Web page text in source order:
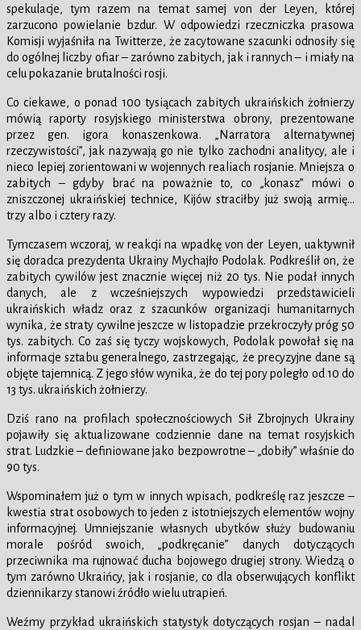
spekulacje, tym razem na temat samej von der Leyen, której
zarzucono powielanie bzdur. W odpowiedzi rzeczniczka prasowa
Komisji wyjaśniła na Twitterze, że zacytowane szacunki odnosiły się
do ogólnej liczby ofiar – zarówno zabitych, jak i rannych – i miały na
celu pokazanie brutalności rosji.
Co ciekawe, o ponad 100 tysiącach zabitych ukraińskich żołnierzy
mówią raporty rosyjskiego ministerstwa obrony, prezentowane
przez gen. igora konaszenkowa. „Narratora alternatywnej
rzeczywistości”, jak nazywają go nie tylko zachodni analitycy, ale i
nieco lepiej zorientowani w wojennych realiach rosjanie. Mniejsza o
zabitych – gdyby brać na poważnie to, co „konasz” mówi o
zniszczonej ukraińskiej technice, Kijów straciłby już swoją armię…
trzy albo i cztery razy.
Tymczasem wczoraj, w reakcji na wpadkę von der Leyen, uaktywnił
się doradca prezydenta Ukrainy Mychajło Podolak. Podkreślił on, że
zabitych cywilów jest znacznie więcej niż 20 tys. Nie podał innych
danych, ale z wcześniejszych wypowiedzi przedstawicieli
ukraińskich władz oraz z szacunków organizacji humanitarnych
wynika, że straty cywilne jeszcze w listopadzie przekroczyły próg 50
tys. zabitych. Co zaś się tyczy wojskowych, Podolak powołał się na
informacje sztabu generalnego, zastrzegając, że precyzyjne dane są
objęte tajemnicą. Z jego słów wynika, że do tej pory poległo od 10 do
13 tys. ukraińskich żołnierzy.
Dziś rano na profilach społecznościowych Sił Zbrojnych Ukrainy
pojawiły się aktualizowane codziennie dane na temat rosyjskich
strat. Ludzkie – definiowane jako bezpowrotne – „dobiły” właśnie do
90 tys.
Wspominałem już o tym w innych wpisach, podkreślę raz jeszcze –
kwestia strat osobowych to jeden z istotniejszych elementów wojny
informacyjnej. Umniejszanie własnych ubytków służy budowaniu
morale pośród swoich, „podkręcanie” danych dotyczących
przeciwnika ma rujnować ducha bojowego drugiej strony. Wiedzą o
tym zarówno Ukraińcy, jak i rosjanie, co dla obserwujących konflikt
dziennikarzy stanowi źródło wielu utrapień.
Weźmy przykład ukraińskich statystyk dotyczących rosjan – nadal